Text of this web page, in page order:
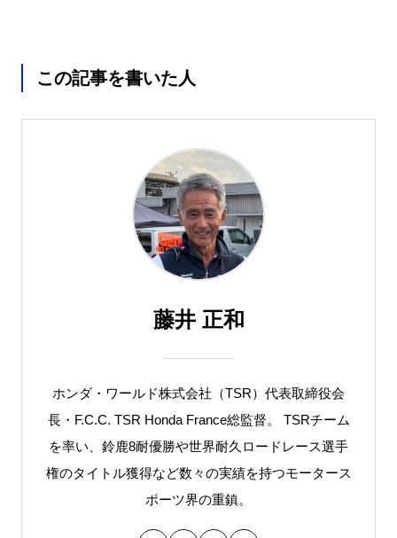
この記事を書いた人
藤井 正和
ホンダ・ワールド株式会社（TSR）代表取締役会
長・F.C.C. TSR Honda France総監督。 TSRチーム
を率い、鈴鹿8耐優勝や世界耐久ロードレース選手
権のタイトル獲得など数々の実績を持つモータース
ポーツ界の重鎮。